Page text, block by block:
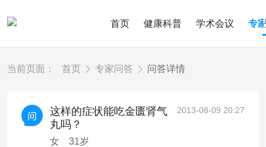
首页 健康科普 学术会议 专
当前页面： 首页 专家问答 问答详情
这样的症状能吃金匮肾气
丸吗？
女 31岁
2013-08-09 20:27